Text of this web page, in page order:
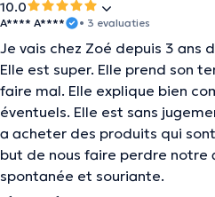
10.0
A**** A**** • 3 evaluaties
Je vais chez Zoé depuis 3 ans
Elle est super. Elle prend son
faire mal. Elle explique bien
éventuels. Elle est sans
a acheter des produits qui
but de nous faire perdre notre
spontanée et souriante.